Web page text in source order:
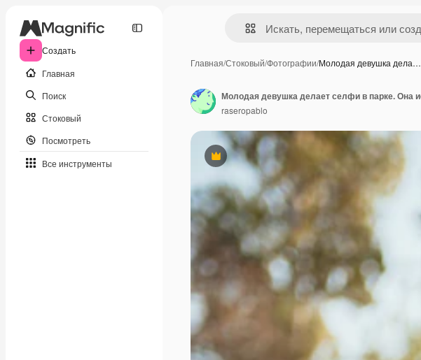
Создать
Главная
Поиск
Стоковый
Посмотреть
Все инструменты
Главная/Стоковый/Фотографии/Молодая девушка дела…
Премиум
raseropablo